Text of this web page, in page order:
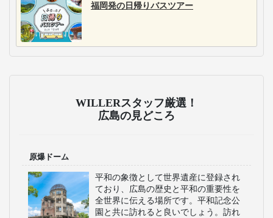
福岡発の日帰りバスツアー
WILLERスタッフ厳選！
広島の見どころ
原爆ドーム
平和の象徴として世界遺産に登録され
ており、広島の歴史と平和の重要性を
全世界に伝える場所です。平和記念公
園と共に訪れると良いでしょう。訪れ